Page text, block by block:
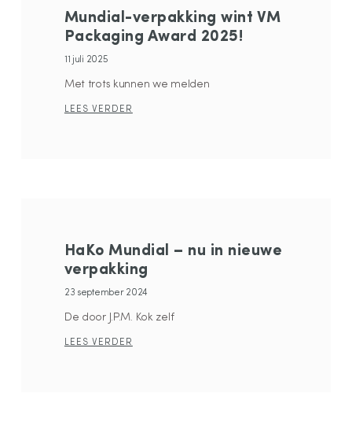
Mundial-verpakking wint VM
Packaging Award 2025!
11 juli 2025
Met trots kunnen we melden
LEES VERDER
HaKo Mundial – nu in nieuwe
verpakking
23 september 2024
De door J.P.M. Kok zelf
LEES VERDER